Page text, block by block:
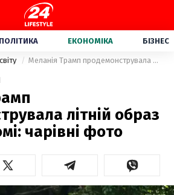
ЕКОНОМІКА БІЗНЕС
Меланія Трамп продемонструвала літній образ в Білому домі: чарівні фото
літній образ
чарівні фото